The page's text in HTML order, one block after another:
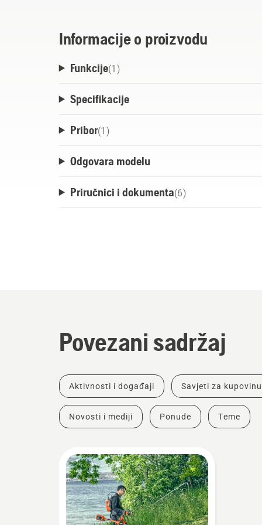
Informacije o proizvodu
Funkcije(1 )
Specifikacije
Pribor(1 )
Odgovara modelu
Priručnici i dokumenta(6)
Povezani sadržaj
Aktivnosti i događaji Savjeti za kupovinu
Novosti i mediji Ponude Teme